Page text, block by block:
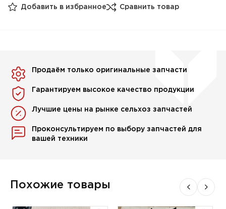
Добавить в избранное Сравнить товар
Продаём только оригинальные запчасти
Гарантируем высокое качество продукции
Лучшие цены на рынке сельхоз запчастей
Проконсультируем по выбору запчастей для
вашей техники
Похожие товары